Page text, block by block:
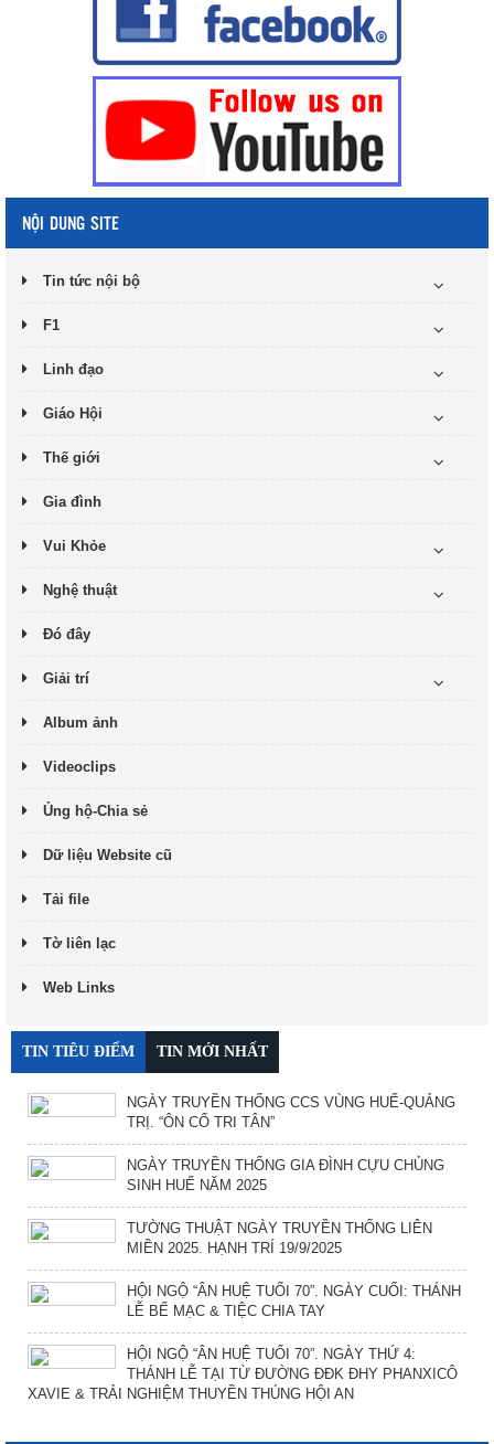
NỘI DUNG SITE
Tin tức nội bộ
F1
Linh đạo
Giáo Hội
Thế giới
Gia đình
Vui Khỏe
Nghệ thuật
Đó đây
Giải trí
Album ảnh
Videoclips
Ủng hộ-Chia sẻ
Dữ liệu Website cũ
Tải file
Tờ liên lạc
Web Links
TIN TIÊU ĐIỂM TIN MỚI NHẤT
NGÀY TRUYỀN THỐNG CCS VÙNG HUẾ-QUẢNG
TRỊ. “ÔN CỐ TRI TÂN”
NGÀY TRUYỀN THỐNG GIA ĐÌNH CỰU CHỦNG
SINH HUẾ NĂM 2025
TƯỜNG THUẬT NGÀY TRUYỀN THỐNG LIÊN
MIỀN 2025. HẠNH TRÍ 19/9/2025
HỘI NGỘ “ÂN HUỆ TUỔI 70”. NGÀY CUỐI: THÁNH
LỄ BẾ MẠC & TIỆC CHIA TAY
HỘI NGỘ “ÂN HUỆ TUỔI 70”. NGÀY THỨ 4:
THÁNH LỄ TẠI TỪ ĐƯỜNG ĐĐK ĐHY PHANXICÔ
XAVIE & TRẢI NGHIỆM THUYỀN THÚNG HỘI AN